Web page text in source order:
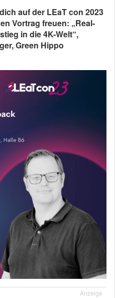
auf der LEaT con 2023
Vortrag freuen: „Real-
in die 4K-Welt“,
Green Hippo
Anzeige